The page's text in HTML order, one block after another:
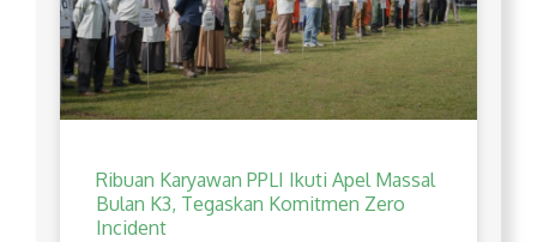
Ribuan Karyawan PPLI Ikuti Apel Massal
Bulan K3, Tegaskan Komitmen Zero
Incident